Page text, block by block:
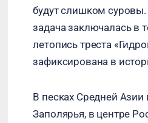
будут слишком
задача заключалась в
летопись треста
зафиксирована в
В песках Средней Азии
Заполярья, в центре